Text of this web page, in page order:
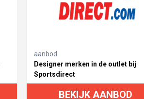
aanbod
Designer merken in de outlet bij
Sportsdirect
BEKIJK AANBOD